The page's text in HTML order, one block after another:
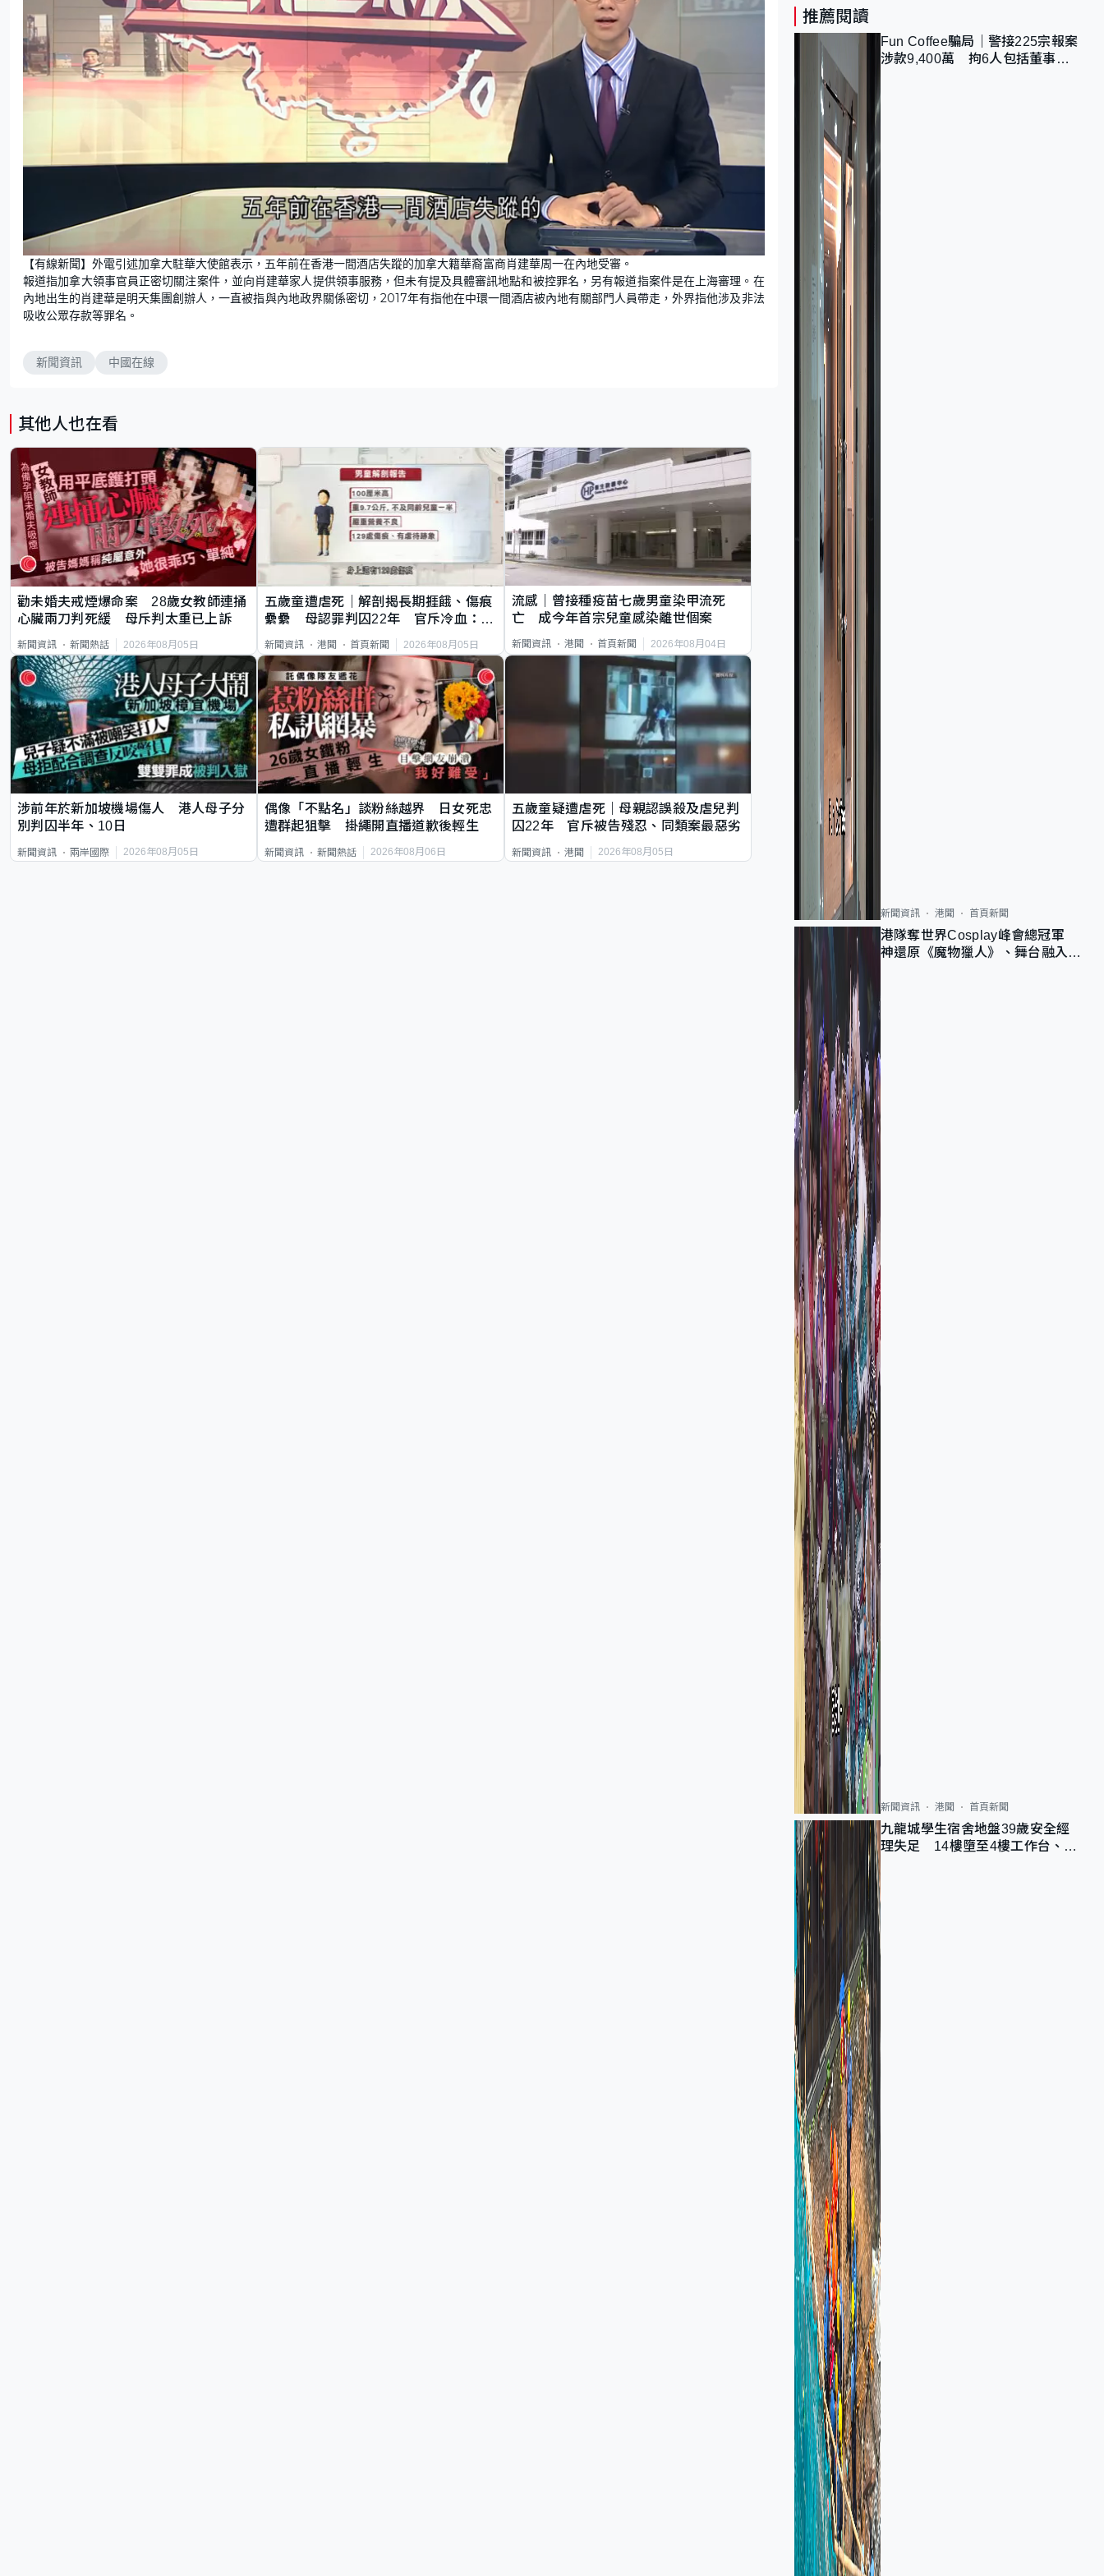
n
m
u
t
e
o
a
d
e
d
:
9
【有線新聞】外電引述加拿大駐華大使館表示，五年前在香港一間酒店失蹤的加拿大籍華裔富商肖建華周一在內地受審。
報道指加拿大領事官員正密切關注案件，並向肖建華家人提供領事服務，但未有提及具體審訊地點和被控罪名，另有報道指案件是在上海審理。在
內地出生的肖建華是明天集團創辦人，一直被指與內地政界關係密切，2017年有指他在中環一間酒店被內地有關部門人員帶走，外界指他涉及非法
吸收公眾存款等罪名。
新聞資訊 中國在線
其他人也在看
勸未婚夫戒煙爆命案 28歲女教師連捅
心臟兩刀判死緩 母斥判太重已上訴
新聞資訊 新聞熱話 2026年08月05日
五歲童遭虐死｜解剖揭長期捱餓、傷痕
纍纍 母認罪判囚22年 官斥冷血：同
類案最惡劣
新聞資訊 港聞 首頁新聞 2026年08月05日
流感｜曾接種疫苗七歲男童染甲流死
亡 成今年首宗兒童感染離世個案
新聞資訊 港聞 首頁新聞 2026年08月04日
涉前年於新加坡機場傷人 港人母子分
別判囚半年、10日
新聞資訊 兩岸國際 2026年08月05日
偶像「不點名」談粉絲越界 日女死忠
遭群起狙擊 掛繩開直播道歉後輕生
新聞資訊 新聞熱話 2026年08月06日
五歲童疑遭虐死｜母親認誤殺及虐兒判
囚22年 官斥被告殘忍、同類案最惡劣
新聞資訊 港聞 2026年08月05日
推薦閱讀
Fun Coffee騙局｜警接225宗報案
涉款9,400萬 拘6人包括董事股
新聞資訊 港聞 首頁新聞
港隊奪世界Cosplay峰會總冠軍
神還原《魔物獵人》、舞台融入獅
新聞資訊 港聞 首頁新聞
九龍城學生宿舍地盤39歲安全經
理失足 14樓墮至4樓工作台、送